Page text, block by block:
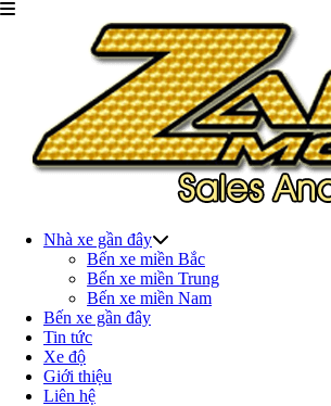
Nhà xe gần đây
Bến xe miền Bắc
Bến xe miền Trung
Bến xe miền Nam
Bến xe gần đây
Tin tức
Xe độ
Giới thiệu
Liên hệ